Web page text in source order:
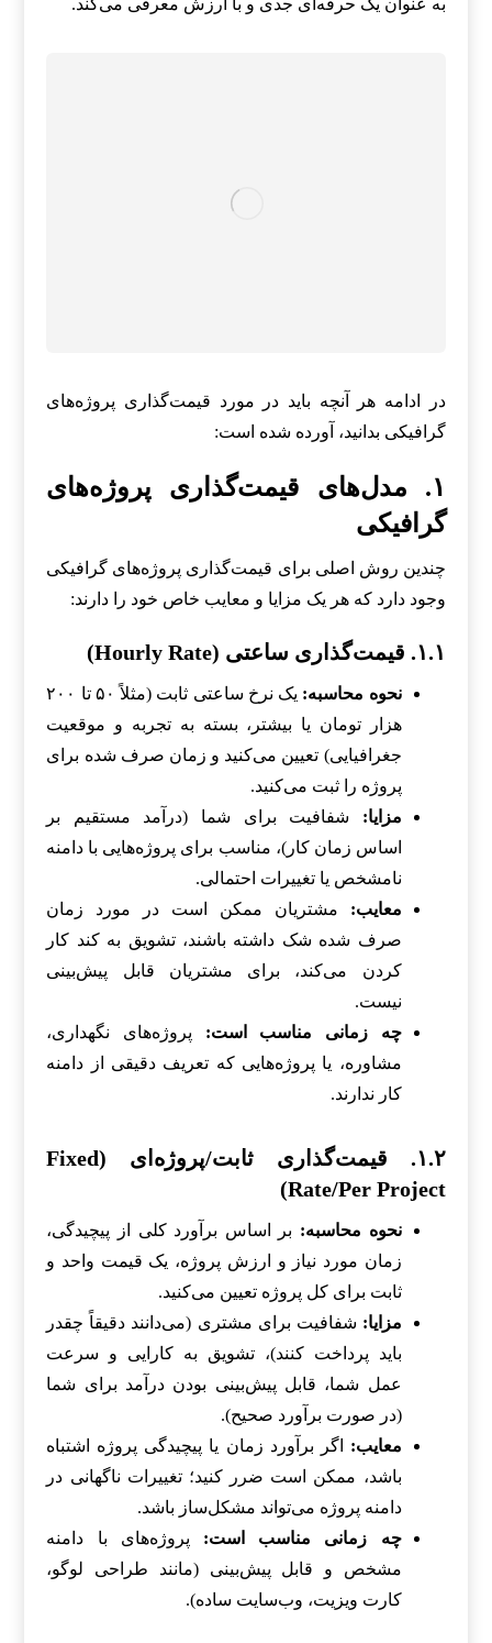
به عنوان یک حرفه‌ای جدی و با ارزش معرفی می‌کند.
در ادامه هر آنچه باید در مورد قیمت‌گذاری پروژه‌های
گرافیکی بدانید، آورده شده است:
۱. مدل‌های قیمت‌گذاری پروژه‌های
گرافیکی
چندین روش اصلی برای قیمت‌گذاری پروژه‌های گرافیکی
وجود دارد که هر یک مزایا و معایب خاص خود را دارند:
۱.۱. قیمت‌گذاری ساعتی (Hourly Rate)
نحوه محاسبه:
یک نرخ ساعتی ثابت (مثلاً ۵۰ تا ۲۰۰
هزار تومان یا بیشتر، بسته به تجربه و موقعیت
جغرافیایی) تعیین می‌کنید و زمان صرف شده برای
پروژه را ثبت می‌کنید.
مزایا: شفافیت برای شما (درآمد مستقیم بر
اساس زمان کار)، مناسب برای پروژه‌هایی با دامنه
نامشخص یا تغییرات احتمالی.
معایب: مشتریان ممکن است در مورد زمان
صرف شده شک داشته باشند، تشویق به کند کار
کردن می‌کند، برای مشتریان قابل پیش‌بینی
نیست.
چه زمانی مناسب است: پروژه‌های نگهداری،
مشاوره، یا پروژه‌هایی که تعریف دقیقی از دامنه
کار ندارند.
۱.۲. قیمت‌گذاری ثابت/پروژه‌ای (Fixed
Rate/Per Project)
نحوه محاسبه: بر اساس برآورد کلی از پیچیدگی،
زمان مورد نیاز و ارزش پروژه، یک قیمت واحد و
ثابت برای کل پروژه تعیین می‌کنید.
مزایا: شفافیت برای مشتری (می‌دانند دقیقاً چقدر
باید پرداخت کنند)، تشویق به کارایی و سرعت
عمل شما، قابل پیش‌بینی بودن درآمد برای شما
(در صورت برآورد صحیح).
معایب: اگر برآورد زمان یا پیچیدگی پروژه اشتباه
باشد، ممکن است ضرر کنید؛ تغییرات ناگهانی در
دامنه پروژه می‌تواند مشکل‌ساز باشد.
چه زمانی مناسب است: پروژه‌های با دامنه
مشخص و قابل پیش‌بینی (مانند طراحی لوگو،
کارت ویزیت، وب‌سایت ساده).